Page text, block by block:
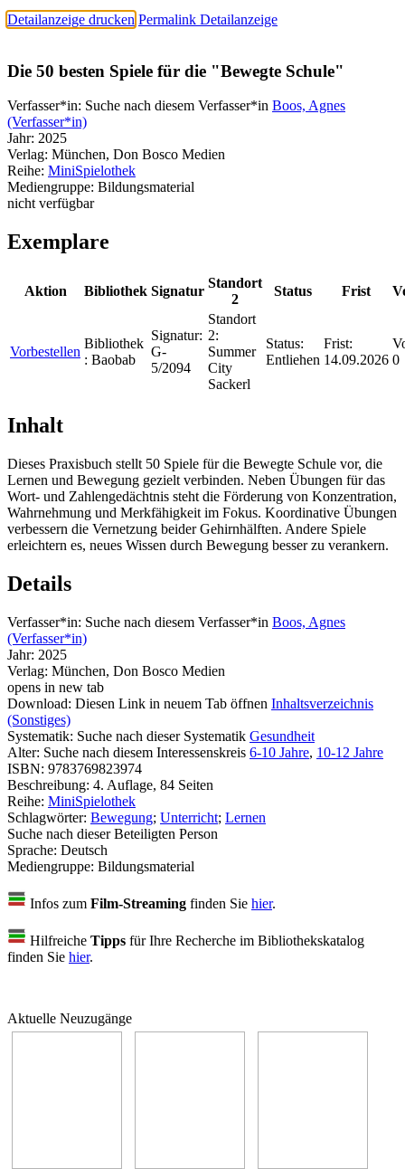
Detailanzeige drucken Permalink Detailanzeige
Die 50 besten Spiele für die "Bewegte Schule"
Verfasser*in: Suche nach diesem Verfasser*in Boos, Agnes
(Verfasser*in)
Jahr: 2025
Verlag: München, Don Bosco Medien
Reihe: MiniSpielothek
Mediengruppe: Bildungsmaterial
nicht verfügbar
Exemplare
Aktion Bibliothek Signatur
Standort
2
Status Frist
Vorbestellen
Bibliothek
: Baobab
Signatur:
G-
5/2094
Standort
2:
Summer
City
Sackerl
Status:
Entliehen
Frist:
14.09.2026 0
Inhalt
Dieses Praxisbuch stellt 50 Spiele für die Bewegte Schule vor, die
Lernen und Bewegung gezielt verbinden. Neben Übungen für das
Wort- und Zahlengedächtnis steht die Förderung von Konzentration,
Wahrnehmung und Merkfähigkeit im Fokus. Koordinative Übungen
verbessern die Vernetzung beider Gehirnhälften. Andere Spiele
erleichtern es, neues Wissen durch Bewegung besser zu verankern.
Details
Verfasser*in: Suche nach diesem Verfasser*in Boos, Agnes
(Verfasser*in)
Jahr: 2025
Verlag: München, Don Bosco Medien
opens in new tab
Download: Diesen Link in neuem Tab öffnen Inhaltsverzeichnis
(Sonstiges)
Systematik: Suche nach dieser Systematik Gesundheit
Alter: Suche nach diesem Interessenskreis 6-10 Jahre, 10-12 Jahre
ISBN: 9783769823974
Beschreibung: 4. Auflage, 84 Seiten
Reihe: MiniSpielothek
Schlagwörter: Bewegung; Unterricht; Lernen
Suche nach dieser Beteiligten Person
Sprache: Deutsch
Mediengruppe: Bildungsmaterial
Infos zum Film-Streaming finden Sie hier.
Hilfreiche Tipps für Ihre Recherche im Bibliothekskatalog
finden Sie hier.
Aktuelle Neuzugänge